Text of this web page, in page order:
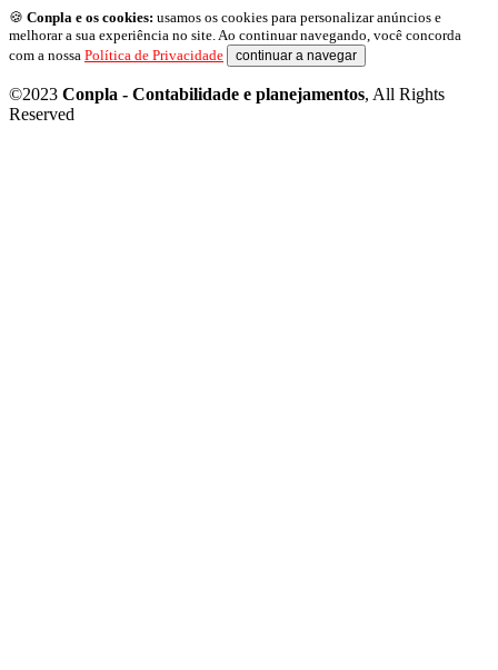
🍪 Conpla e os cookies: usamos os cookies para personalizar anúncios e
melhorar a sua experiência no site. Ao continuar navegando, você concorda
com a nossa Política de Privacidade continuar a navegar
©2023 Conpla - Contabilidade e planejamentos, All Rights
Reserved